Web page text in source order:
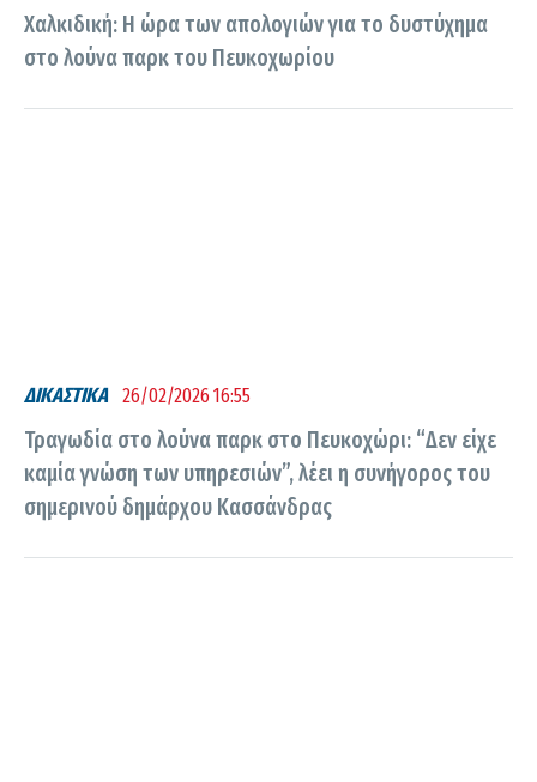
Χαλκιδική: Η ώρα των απολογιών για το δυστύχημα
στο λούνα παρκ του Πευκοχωρίου
ΔΙΚΑΣΤΙΚΑ 26/02/2026 16:55
Τραγωδία στο λούνα παρκ στο Πευκοχώρι: “Δεν είχε
καμία γνώση των υπηρεσιών”, λέει η συνήγορος του
σημερινού δημάρχου Κασσάνδρας